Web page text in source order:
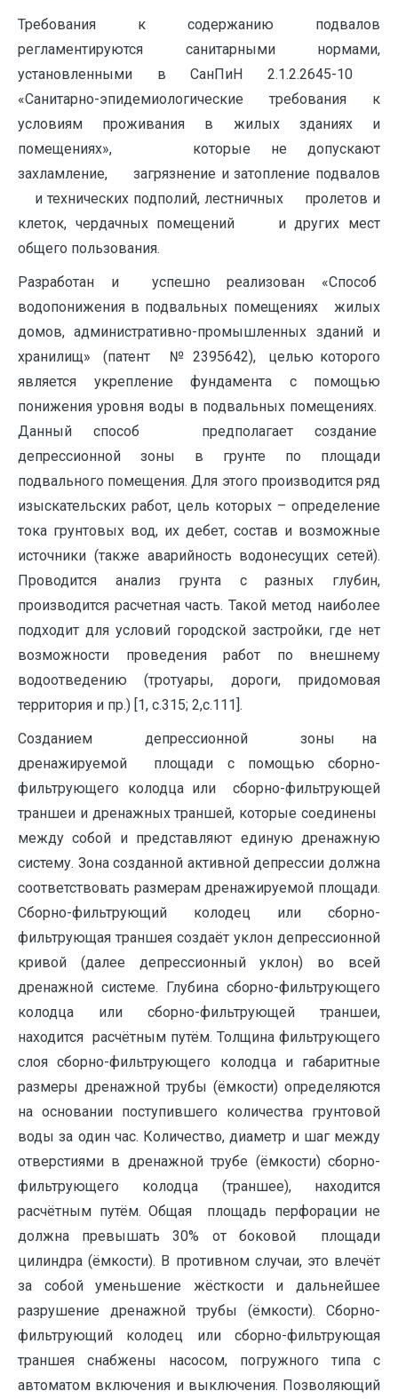
Требования к содержанию подвалов
регламентируются санитарными нормами,
установленными в СанПиН 2.1.2.2645-10
«Санитарно-эпидемиологические требования к
условиям проживания в жилых зданиях и
помещениях», которые не допускают
захламление, загрязнение и затопление подвалов
и технических подполий, лестничных пролетов и
клеток, чердачных помещений и других мест
общего пользования.
Разработан и успешно реализован «Способ
водопонижения в подвальных помещениях жилых
домов, административно-промышленных зданий и
хранилищ» (патент № 2395642), целью которого
является укрепление фундамента с помощью
понижения уровня воды в подвальных помещениях.
Данный способ предполагает создание
депрессионной зоны в грунте по площади
подвального помещения. Для этого производится ряд
изыскательских работ, цель которых – определение
тока грунтовых вод, их дебет, состав и возможные
источники (также аварийность водонесущих сетей).
Проводится анализ грунта с разных глубин,
производится расчетная часть. Такой метод наиболее
подходит для условий городской застройки, где нет
возможности проведения работ по внешнему
водоотведению (тротуары, дороги, придомовая
территория и пр.) [1, с.315; 2,с.111].
Созданием депрессионной зоны на
дренажируемой площади с помощью сборно-
фильтрующего колодца или сборно-фильтрующей
траншеи и дренажных траншей, которые соединены
между собой и представляют единую дренажную
систему. Зона созданной активной депрессии должна
соответствовать размерам дренажируемой площади.
Сборно-фильтрующий колодец или сборно-
фильтрующая траншея создаёт уклон депрессионной
кривой (далее депрессионный уклон) во всей
дренажной системе. Глубина сборно-фильтрующего
колодца или сборно-фильтрующей траншеи,
находится расчётным путём. Толщина фильтрующего
слоя сборно-фильтрующего колодца и габаритные
размеры дренажной трубы (ёмкости) определяются
на основании поступившего количества грунтовой
воды за один час. Количество, диаметр и шаг между
отверстиями в дренажной трубе (ёмкости) сборно-
фильтрующего колодца (траншее), находится
расчётным путём. Общая площадь перфорации не
должна превышать 30% от боковой площади
цилиндра (ёмкости). В противном случаи, это влечёт
за собой уменьшение жёсткости и дальнейшее
разрушение дренажной трубы (ёмкости). Сборно-
фильтрующий колодец или сборно-фильтрующая
траншея снабжены насосом, погружного типа с
автоматом включения и выключения. Позволяющий